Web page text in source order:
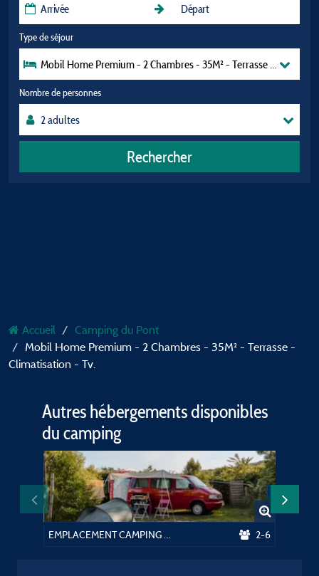
Type de séjour
Mobil Home Premium - 2 Chambres - 35M² - Terrasse -
Nombre de personnes
Rechercher
Accueil
Camping du Pont
Mobil Home Premium - 2 Chambres - 35M² - Terrasse -
Climatisation - Tv.
Autres hébergements disponibles
du camping
2-6